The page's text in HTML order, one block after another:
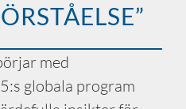
med
globala program